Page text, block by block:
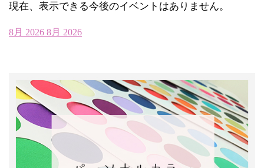
現在、表示できる今後のイベントはありません。
8月 2026 8月 2026